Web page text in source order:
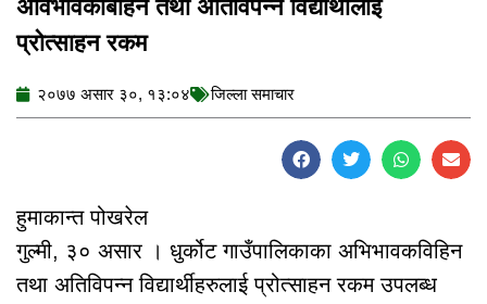
अविभावकबिहिन तथा अतिविपन्न विद्यार्थीलाई
प्रोत्साहन रकम
२०७७ असार ३०, १३:०४ जिल्ला समाचार
हुमाकान्त पोखरेल
गुल्मी, ३० असार । धुर्कोट गाउँपालिकाका अभिभावकविहिन
तथा अतिविपन्न विद्यार्थीहरुलाई प्रोत्साहन रकम उपलब्ध